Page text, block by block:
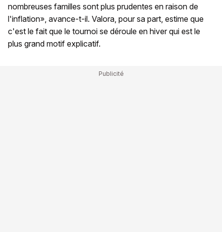
nombreuses familles sont plus prudentes en raison de
l'inflation», avance-t-il. Valora, pour sa part, estime que
c'est le fait que le tournoi se déroule en hiver qui est le
plus grand motif explicatif.